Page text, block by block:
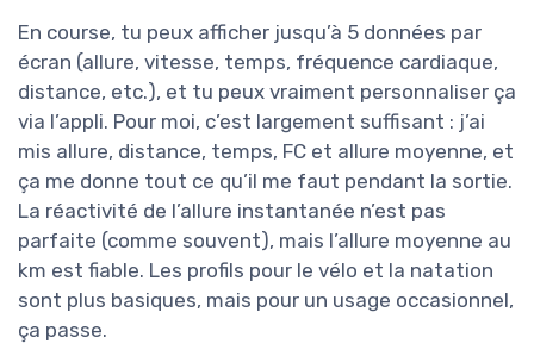
En course, tu peux afficher jusqu’à 5 données par
écran (allure, vitesse, temps, fréquence cardiaque,
distance, etc.), et tu peux vraiment personnaliser ça
via l’appli. Pour moi, c’est largement suffisant : j’ai
mis allure, distance, temps, FC et allure moyenne, et
ça me donne tout ce qu’il me faut pendant la sortie.
La réactivité de l’allure instantanée n’est pas
parfaite (comme souvent), mais l’allure moyenne au
km est fiable. Les profils pour le vélo et la natation
sont plus basiques, mais pour un usage occasionnel,
ça passe.